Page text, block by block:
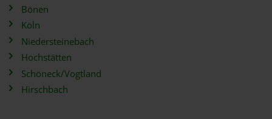
Bönen
Köln
Niedersteinebach
Hochstätten
Schöneck/Vogtland
Hirschbach